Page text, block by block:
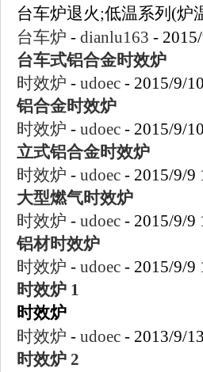
台车炉退火;低温系列(炉
台车炉 - dianlu163 -
台车式铝合金时效炉
时效炉 - udoec - 2015/9/
铝合金时效炉
时效炉 - udoec - 2015/9/
立式铝合金时效炉
时效炉 - udoec - 2015/9/9
大型燃气时效炉
时效炉 - udoec - 2015/9/9
铝材时效炉
时效炉 - udoec - 2015/9/9
时效炉 1
时效炉
时效炉 - udoec - 2013/9/
时效炉 2